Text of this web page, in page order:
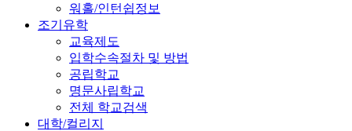
워홀/인턴쉽정보
조기유학
교육제도
입학수속절차 및 방법
공립학교
명문사립학교
전체 학교검색
대학/컬리지